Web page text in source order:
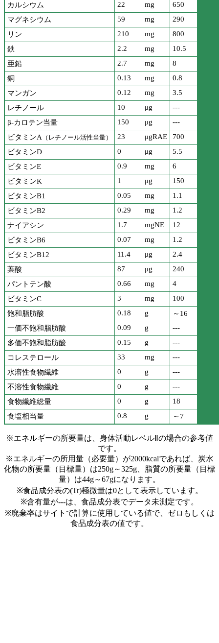
カルシウム
22 mg
650
マグネシウム
59 mg
290
リン
210 mg
800
鉄
2.2 mg
10.5
亜鉛
2.7 mg
8
銅
0.13 mg
0.8
マンガン
0.12 mg
3.5
レチノール
10 μg
---
β-カロテン当量
150 μg
---
ビタミンA （レチノール活性当量） 23 μgRAE
700
ビタミンD
0 μg
5.5
ビタミンE
0.9 mg
6
ビタミンK
1 μg
150
ビタミンB1
0.05 mg
1.1
ビタミンB2
0.29 mg
1.2
ナイアシン
1.7 mgNE
12
ビタミンB6
0.07 mg
1.2
ビタミンB12
11.4 μg
2.4
葉酸
87 μg
240
パントテン酸
0.66 mg
4
ビタミンC
3 mg
100
飽和脂肪酸
0.18 g
～16
一価不飽和脂肪酸
0.09 g
---
多価不飽和脂肪酸
0.15 g
---
コレステロール
33 mg
---
水溶性食物繊維
0 g
---
不溶性食物繊維
0 g
---
食物繊維総量
0 g
18
食塩相当量
0.8 g ～7
※エネルギーの所要量は、身体活動レベルⅡの場合の参考値
です。
※エネルギーの所用量（必要量）が2000kcalであれば、炭水
化物の所要量（目標量）は250g～325g、脂質の所要量（目標
量）は44g～67gになります。
※食品成分表の(Tr)極微量は0として表示しています。
※含有量が---は、食品成分表でデータ未測定です。
※廃棄率はサイトで計算に使用している値で、ゼロもしくは
食品成分表の値です。